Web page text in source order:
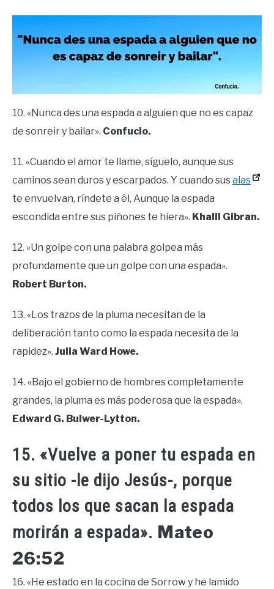
10. «Nunca des una espada a alguien que no es capaz
de sonreir y bailar». Confucio.
11. «Cuando el amor te llame, síguelo, aunque sus
caminos sean duros y escarpados. Y cuando susalas
te envuelvan, ríndete a él, Aunque la espada
escondida entre sus piñones te hiera». Khalil Gibran.
12. «Un golpe con una palabra golpea más
profundamente que un golpe con una espada».
Robert Burton.
13. «Los trazos de la pluma necesitan de la
deliberación tanto como la espada necesita de la
rapidez». Julia Ward Howe.
14. «Bajo el gobierno de hombres completamente
grandes, la pluma es más poderosa que la espada».
Edward G. Bulwer-Lytton.
15. «Vuelve a poner tu espada en
su sitio -le dijo Jesús-, porque
todos los que sacan la espada
morirán a espada». Mateo
26:52
16. «He estado en la cocina de Sorrow y he lamido